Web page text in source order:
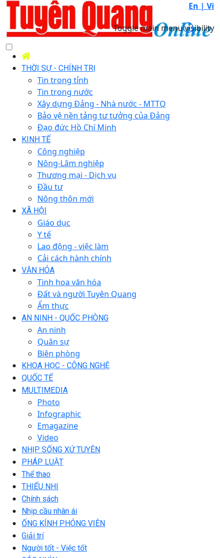
En | Vi
Toggle main menu visibility
THỜI SỰ - CHÍNH TRỊ
Tin trong tỉnh
Tin trong nước
Xây dựng Đảng - Nhà nước - MTTQ
Bảo vệ nền tảng tư tưởng của Đảng
Đạo đức Hồ Chí Minh
KINH TẾ
Công nghiệp
Nông-Lâm nghiệp
Thương mại - Dịch vụ
Đầu tư
Nông thôn mới
XÃ HỘI
Giáo dục
Y tế
Lao động - việc làm
Cải cách hành chính
VĂN HÓA
Tinh hoa văn hóa
Đất và người Tuyên Quang
Ẩm thực
AN NINH - QUỐC PHÒNG
An ninh
Quân sự
Biên phòng
KHOA HỌC - CÔNG NGHỆ
QUỐC TẾ
MULTIMEDIA
Photo
Infographic
Emagazine
Video
NHỊP SỐNG XỨ TUYÊN
PHÁP LUẬT
Thể thao
THIẾU NHI
Chính sách
Nhịp cầu nhân ái
ỐNG KÍNH PHÓNG VIÊN
Giải trí
Người tốt - Việc tốt